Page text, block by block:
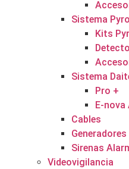
Sistema
Kits
Sistema
Pro +
E-nova
Cables
Generadores
Sirenas
Videovigilancia